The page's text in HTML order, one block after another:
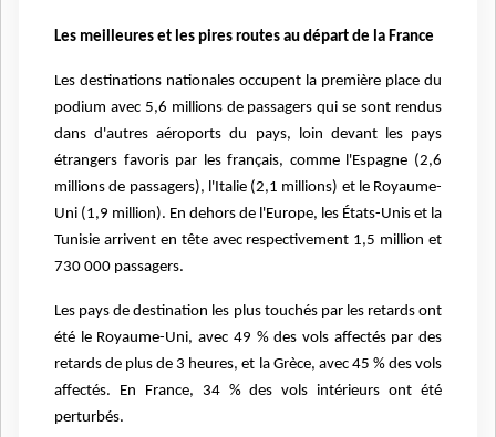
Les meilleures et les pires routes au départ de la France
Les destinations nationales occupent la première place du
podium avec 5,6 millions de passagers qui se sont rendus
dans d'autres aéroports du pays, loin devant les pays
étrangers favoris par les français, comme l'Espagne (2,6
millions de passagers), l'Italie (2,1 millions) et le Royaume-
Uni (1,9 million). En dehors de l'Europe, les États-Unis et la
Tunisie arrivent en tête avec respectivement 1,5 million et
730 000 passagers.
Les pays de destination les plus touchés par les retards ont
été le Royaume-Uni, avec 49 % des vols affectés par des
retards de plus de 3 heures, et la Grèce, avec 45 % des vols
affectés. En France, 34 % des vols intérieurs ont été
perturbés.